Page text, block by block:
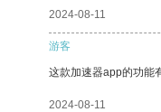
2024-08-11
游客
这款加速器app的功能
2024-08-11